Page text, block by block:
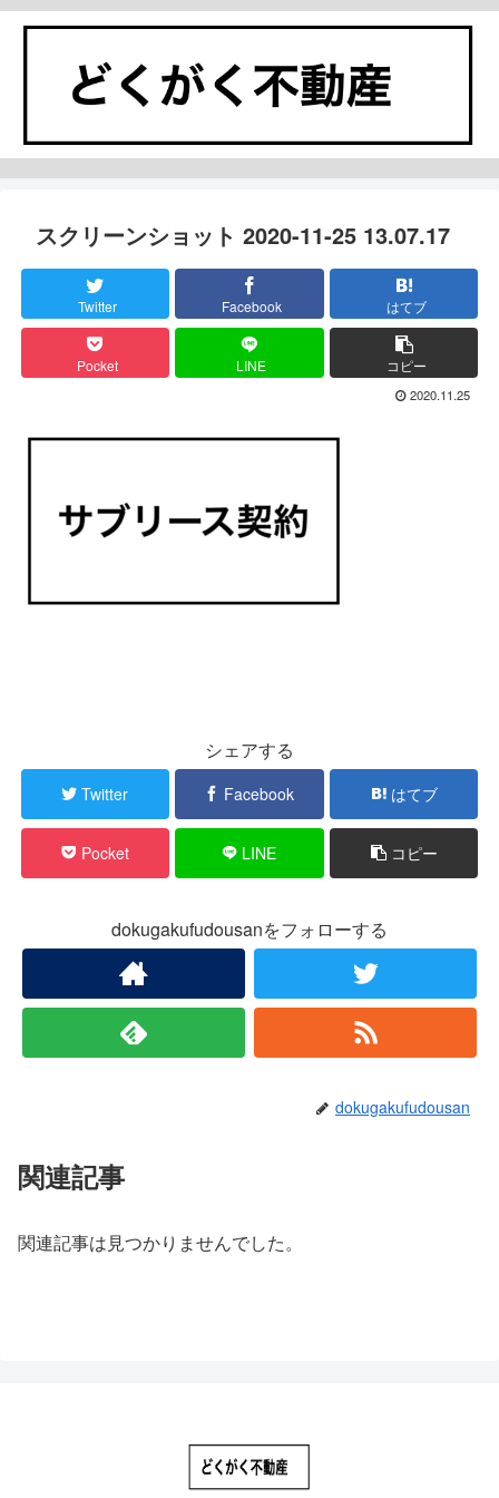
スクリーンショット 2020-11-25 13.07.17
Twitter Facebook はてブ
Pocket LINE コピー
2020.11.25
シェアする
Twitter Facebook はてブ
Pocket LINE コピー
dokugakufudousanをフォローする
dokugakufudousan
関連記事
関連記事は見つかりませんでした。